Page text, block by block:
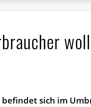
befindet sich im